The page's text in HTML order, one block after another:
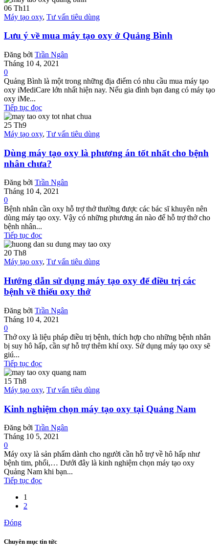
06 Th11
Máy tạo oxy, Tư vấn tiêu dùng
Lưu ý về mua máy tạo oxy ở Quảng Bình
Đăng bởi Trần Ngân
Tháng 10 4, 2021
0
Quảng Bình là một trong những địa điểm có nhu cầu mua máy tạo
oxy iMediCare lớn nhất hiện nay. Nếu gia đình bạn đang có máy tạo
oxy iMe...
Tiếp tục đọc
25 Th9
Máy tạo oxy, Tư vấn tiêu dùng
Dùng máy tạo oxy là phương án tốt nhất cho bệnh
nhân chưa?
Đăng bởi Trần Ngân
Tháng 10 4, 2021
0
Bệnh nhân cần oxy hỗ trợ thở thường được các bác sĩ khuyên nên
dùng máy tạo oxy. Vậy có những phương án nào để hỗ trợ thở cho
bệnh nhân...
Tiếp tục đọc
20 Th8
Máy tạo oxy, Tư vấn tiêu dùng
Hướng dẫn sử dụng máy tạo oxy để điều trị các
bệnh về thiếu oxy thở
Đăng bởi Trần Ngân
Tháng 10 4, 2021
0
Thở oxy là liệu pháp điều trị bệnh, thích hợp cho những bệnh nhân
bị suy hô hấp, cần sự hỗ trợ thêm khí oxy. Sử dụng máy tạo oxy sẽ
giú...
Tiếp tục đọc
15 Th8
Máy tạo oxy, Tư vấn tiêu dùng
Kinh nghiệm chọn máy tạo oxy tại Quảng Nam
Đăng bởi Trần Ngân
Tháng 10 5, 2021
0
Máy oxy là sản phẩm dành cho người cần hỗ trợ về hô hấp như
bệnh tim, phổi,… Dưới đây là kinh nghiệm chọn máy tạo oxy
Quảng Nam khi bạn...
Tiếp tục đọc
1
2
Đóng
Chuyên mục tin tức